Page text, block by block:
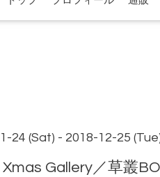
24 (Sat) - 2018-12-25
Gallery／草叢